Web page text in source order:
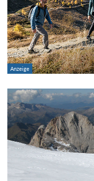
Gebirge:
Art der Tour:
Schwierigkeitsgrad:
von
Kondition (Tourdauer):
von
Suchbegriff: